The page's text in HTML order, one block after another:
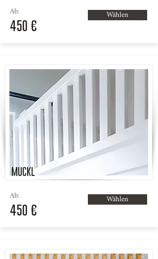
Ab:
450 €
Wählen
MUCKL
Ab:
450 €
Wählen